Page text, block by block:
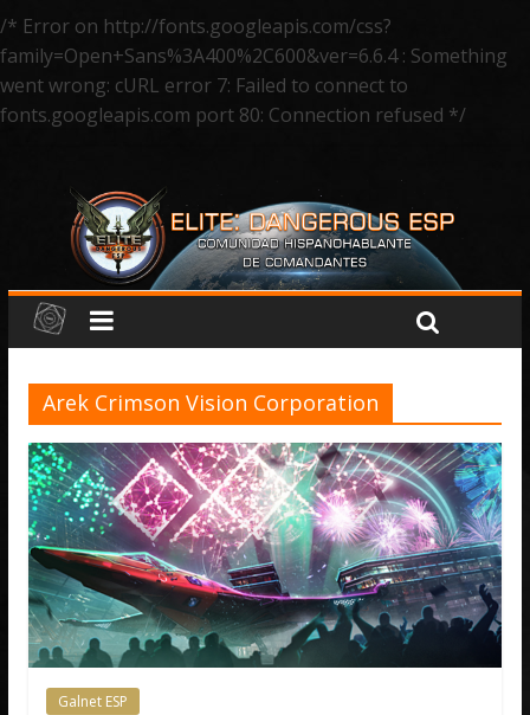
/* Error on http://fonts.googleapis.com/css?
family=Open+Sans%3A400%2C600&ver=6.6.4 : Something
went wrong: cURL error 7: Failed to connect to
fonts.googleapis.com port 80: Connection refused */
Arek Crimson Vision Corporation
Galnet ESP